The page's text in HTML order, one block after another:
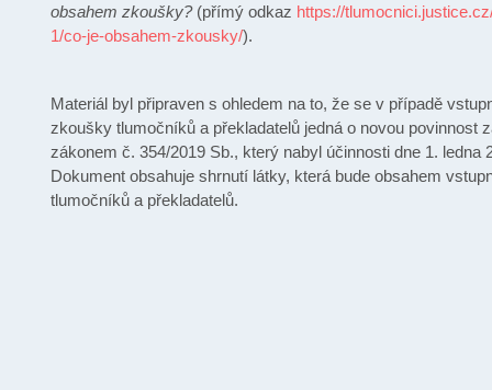
obsahem zkoušky? (přímý odkaz https://
1/co-je-obsahem-zkousky/).
Materiál byl připraven s ohledem na to, že se v případě
zkoušky tlumočníků a překladatelů jedná o novou povinnost
zákonem č. 354/2019 Sb., který nabyl účinnosti dne 1. ledna
Dokument obsahuje shrnutí látky, která bude obsahem
tlumočníků a překladatelů.